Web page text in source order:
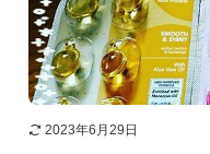
2023年6月29日